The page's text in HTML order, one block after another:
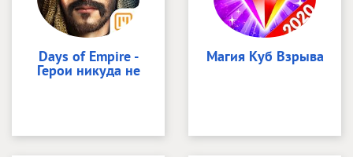
Days of Empire -
Герои никуда не
Магия Куб Взрыва